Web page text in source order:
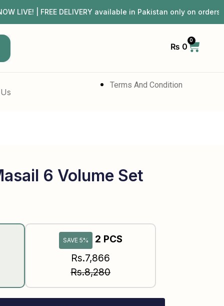
| FREE DELIVERY available in Pakistan only on
₨ 0
0
Terms And Condition
6 Volume Set
SAVE 5%
2 PCS
Rs.7,866
Rs.8,280